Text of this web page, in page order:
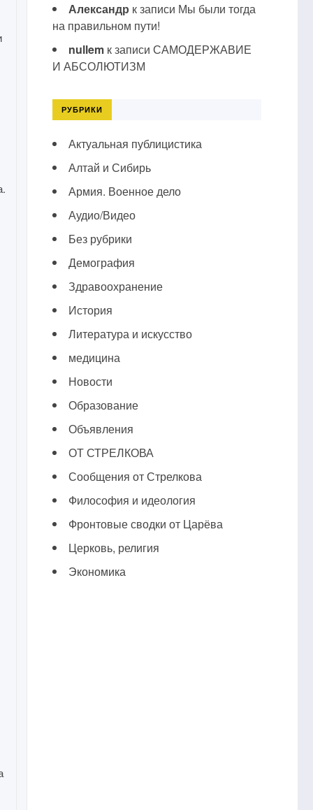
Александр к записи Мы были тогда
на правильном пути!
nullemк записи САМОДЕРЖАВИЕ
И АБСОЛЮТИЗМ
РУБРИКИ
Актуальная публицистика
Алтай и Сибирь
Армия. Военное дело
Аудио/Видео
Без рубрики
Демография
Здравоохранение
История
Литература и искусство
медицина
Новости
Образование
Объявления
ОТ СТРЕЛКОВА
Сообщения от Стрелкова
Философия и идеология
Фронтовые сводки от Царёва
Церковь, религия
Экономика